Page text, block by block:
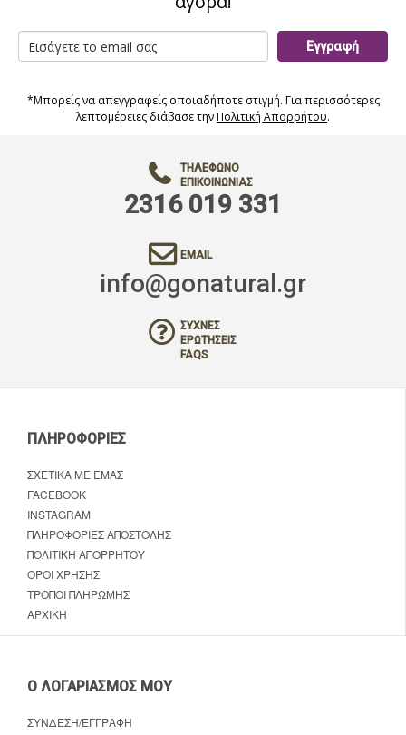
Εγγραφή
*Μπορείς να απεγγραφείς οποιαδήποτε στιγμή. Για περισσότερες
λεπτομέρειες διάβασε τηνΠολιτική Απορρήτου.
ΤΗΛΈΦΩΝΟ
ΕΠΙΚΟΙΝΩΝΊΑΣ
2316 019 331
EMAIL
info@gonatural.gr
ΣΥΧΝΈΣ
ΕΡΩΤΉΣΕΙΣ
FAQS
ΠΛΗΡΟΦΟΡΊΕΣ
ΣΧΕΤΙΚΆ ΜΕ ΕΜΆΣ
FACEBOOK
INSTAGRAM
ΠΛΗΡΟΦΟΡΊΕΣ ΑΠΟΣΤΟΛΉΣ
ΠΟΛΙΤΙΚΉ ΑΠΟΡΡΉΤΟΥ
ΌΡΟΙ ΧΡΉΣΗΣ
ΤΡΌΠΟΙ ΠΛΗΡΩΜΉΣ
ΑΡΧΙΚΉ
Ο ΛΟΓΑΡΙΑΣΜΌΣ ΜΟΥ
ΣΎΝΔΕΣΗ/ΕΓΓΡΑΦΉ